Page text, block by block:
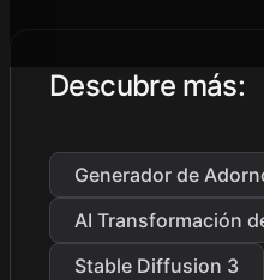
Descubre más:
Generador de
AI Transformación
Stable Diffusion 3